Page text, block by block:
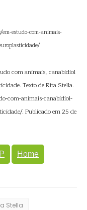
estudo-com-animais-
com animais, canabidiol
Texto de Rita Stella.
com-animais-canabidiol-
. Publicado em 25 de
Home
Stella